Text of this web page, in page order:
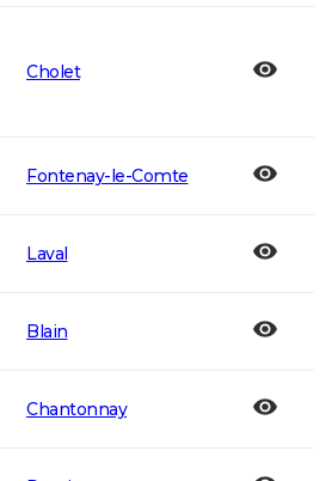
Cholet
Fontenay-le-Comte
Laval
Blain
Chantonnay